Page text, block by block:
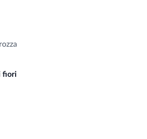
fiori
Riceverai informazioni, offerte